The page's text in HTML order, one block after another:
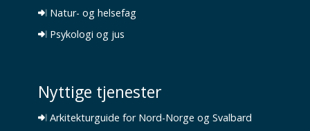
Natur- og helsefag
Psykologi og jus
Nyttige tjenester
Arkitekturguide for Nord-Norge og Svalbard